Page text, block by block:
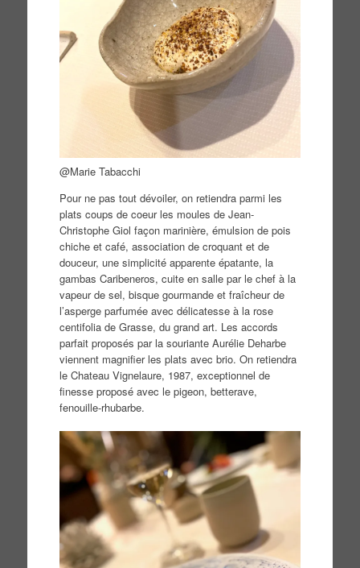
@Marie Tabacchi
Pour ne pas tout dévoiler, on retiendra parmi les
plats coups de coeur les moules de Jean-
Christophe Giol façon marinière, émulsion de pois
chiche et café, association de croquant et de
douceur, une simplicité apparente épatante, la
gambas Caribeneros, cuite en salle par le chef à la
vapeur de sel, bisque gourmande et fraîcheur de
l’asperge parfumée avec délicatesse à la rose
centifolia de Grasse, du grand art. Les accords
parfait proposés par la souriante Aurélie Deharbe
viennent magnifier les plats avec brio. On retiendra
le Chateau Vignelaure, 1987, exceptionnel de
finesse proposé avec le pigeon, betterave,
fenouille-rhubarbe.